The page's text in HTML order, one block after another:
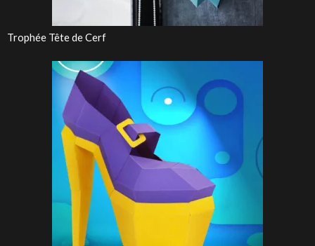
Trophée Tête de Cerf